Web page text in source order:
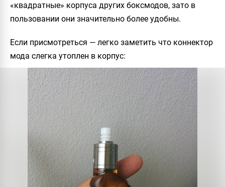
«квадратные» корпуса других боксмодов, зато в
пользовании они значительно более удобны.
Если присмотреться — легко заметить что коннектор
мода слегка утоплен в корпус: